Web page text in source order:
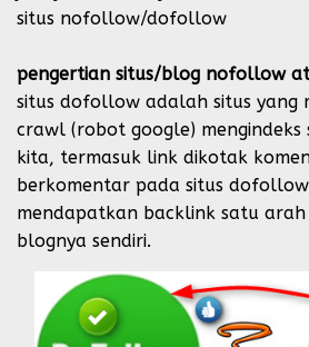
situs nofollow/dofollow
pengertian situs/blog nofollow
situs dofollow adalah situs yang
crawl (robot google) mengindeks
kita, termasuk link dikotak
berkomentar pada situs
mendapatkan backlink satu
blognya sendiri.